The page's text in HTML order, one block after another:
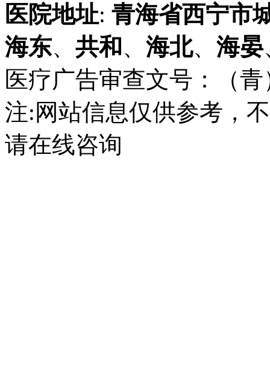
医院地址: 青海省西宁市
海东、 共和 、 海北、 海晏
医疗广告审查文号：（
注:网站信息仅供参考，
请在线咨询